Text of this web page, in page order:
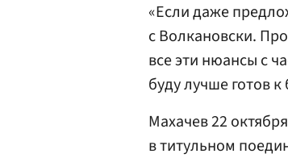
«Если даже
с Волкановски.
все эти нюансы с
буду лучше готов
Махачев 22
в титульном